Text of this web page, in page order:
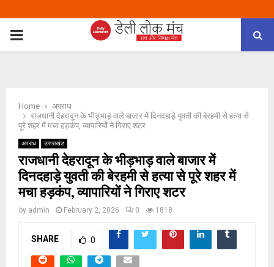
PRIMARY
Home
अपराध
राजधानी देहरादून के भीड़भाड़ वाले बाजार में दिनदहाड़े युवती की बेरहमी से हत्या से
पूरे शहर में मचा हड़कंप, व्यापारियों ने गिराए शटर
अपराध उत्तराखंड
राजधानी देहरादून के भीड़भाड़ वाले बाजार में
दिनदहाड़े युवती की बेरहमी से हत्या से पूरे शहर में
मचा हड़कंप, व्यापारियों ने गिराए शटर
by admin February 2, 2026 0 1818
SHARE 0